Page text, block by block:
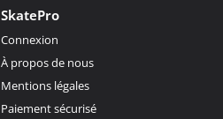
SkatePro
Connexion
À propos de nous
Mentions légales
Paiement sécurisé